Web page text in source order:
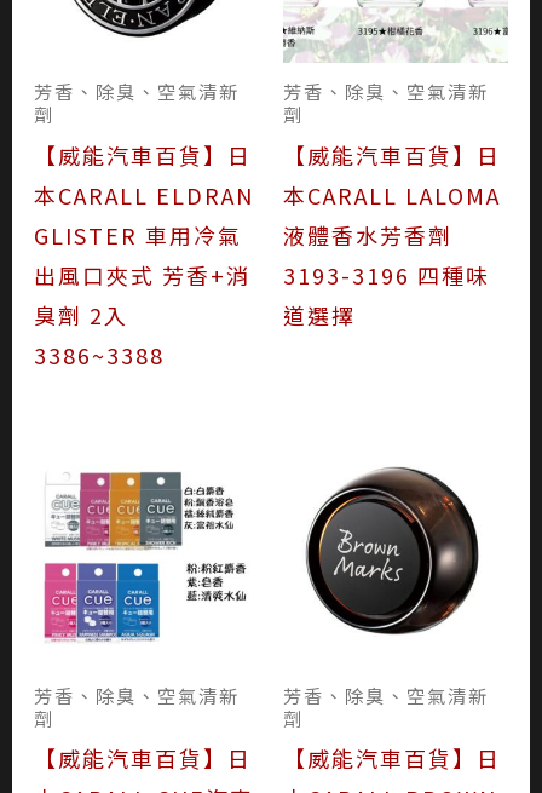
芳香、除臭、空氣清新
劑
【威能汽車百貨】日
本CARALL ELDRAN
GLISTER 車用冷氣
出風口夾式 芳香+消
臭劑 2入
3386~3388
芳香、除臭、空氣清新
劑
【威能汽車百貨】日
本CARALL LALOMA
液體香水芳香劑
3193-3196 四種味
道選擇
芳香、除臭、空氣清新
劑
【威能汽車百貨】日
芳香、除臭、空氣清新
劑
【威能汽車百貨】日